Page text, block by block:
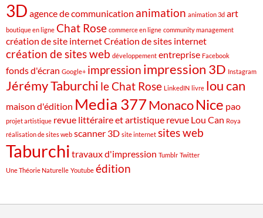
3D agence de communication animation animation 3d art
boutique en ligne Chat Rose commerce en ligne community management
création de site internetCréation de sites internet
création de sites web développement entreprise Facebook
fonds d'écran Google+ impression impression 3D Instagram
Jérémy Taburchi le Chat Rose LinkedIN livre lou can
maison d'édition Media 377MonacoNice pao
projet artistique revue littéraire et artistique revue Lou Can Roya
réalisation de sites web scanner 3D site internet sites web
Taburchi travaux d'impression Tumblr Twitter
Une Théorie Naturelle Youtube édition